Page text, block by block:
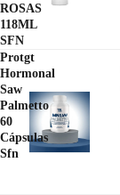
ROSAS
118ML
SFN
Protgt
Hormonal
Saw
Palmetto
60
Cápsulas
Sfn